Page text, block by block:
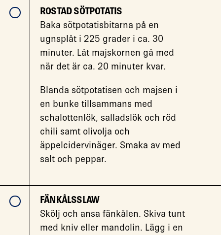
ROSTAD SÖTPOTATIS
Baka sötpotatisbitarna på en
ugnsplåt i 225 grader i ca. 30
minuter. Låt majskornen gå med
när det är ca. 20 minuter kvar.
Blanda sötpotatisen och majsen i
en bunke tillsammans med
schalottenlök, salladslök och röd
chili samt olivolja och
äppelcidervinäger. Smaka av med
salt och peppar.
FÄNKÅLSSLAW
Skölj och ansa fänkålen. Skiva tunt
med kniv eller mandolin. Lägg i en